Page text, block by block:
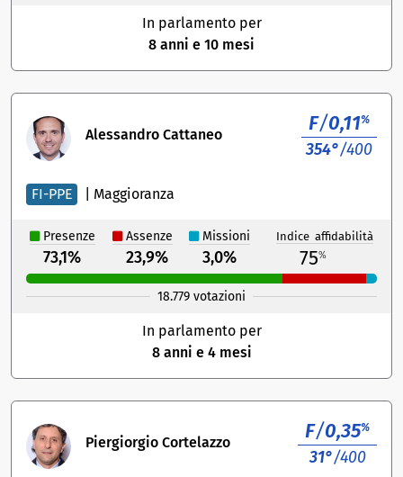
In parlamento per
8 anni e 10 mesi
Alessandro Cattaneo F/0,11%
354°/400
FI-PPE Maggioranza
Presenze Assenze Missioni Indice affidabilità
73,1% 23,9% 3,0% 75%
18.779 votazioni
In parlamento per
8 anni e 4 mesi
Piergiorgio Cortelazzo F/0,35%
31°/400